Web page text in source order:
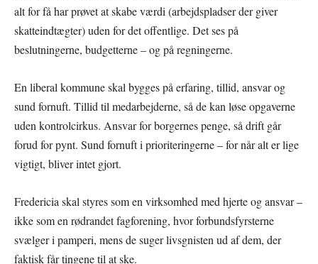
alt for få har prøvet at skabe værdi (arbejdspladser der giver
skatteindtægter) uden for det offentlige. Det ses på
beslutningerne, budgetterne – og på regningerne.
En liberal kommune skal bygges på erfaring, tillid, ansvar og
sund fornuft. Tillid til medarbejderne, så de kan løse opgaverne
uden kontrolcirkus. Ansvar for borgernes penge, så drift går
forud for pynt. Sund fornuft i prioriteringerne – for når alt er lige
vigtigt, bliver intet gjort.
Fredericia skal styres som en virksomhed med hjerte og ansvar –
ikke som en rødrandet fagforening, hvor forbundsfyrsterne
svælger i pamperi, mens de suger livsgnisten ud af dem, der
faktisk får tingene til at ske.